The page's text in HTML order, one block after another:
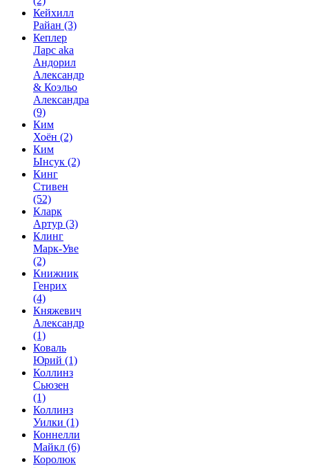
Кейхилл
Райан (3)
Кеплер
Ларс aka
Андорил
Александр
& Коэльо
Александра
(9)
Ким
Хоён (2)
Ким
Ынсук (2)
Кинг
Стивен
(52)
Кларк
Артур (3)
Клинг
Марк-Уве
(2)
Книжник
Генрих
(4)
Княжевич
Александр
(1)
Коваль
Юрий (1)
Коллинз
Сьюзен
(1)
Коллинз
Уилки (1)
Коннелли
Майкл (6)
Королюк